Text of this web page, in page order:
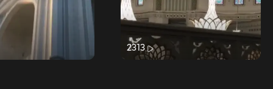
2313